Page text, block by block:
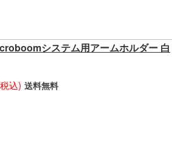
システム用アームホルダー 白
込) 送料無料